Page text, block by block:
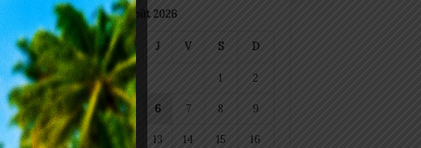
août 2026
L M M J V S D
1 2
3 4 5 6 7 8 9
10 11 12 13 14 15 16